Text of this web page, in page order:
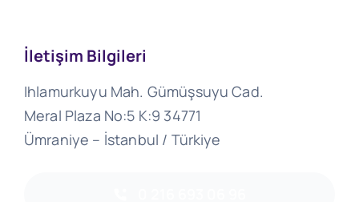
İletişim Bilgileri
Ihlamurkuyu Mah. Gümüşsuyu Cad.
Meral Plaza No:5 K:9 34771
Ümraniye – İstanbul / Türkiye